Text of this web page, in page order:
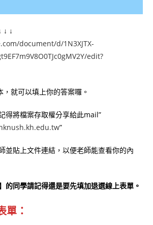
↓ ↓
document/d/1N3XJTX-
edit?
，就可以填上你的答案囉。
得將檔案存取權分享給此mail”
”
並貼上文件連結，以便老師能查看你的內
的同學請記得還是要先填加退選線上表單。
單：